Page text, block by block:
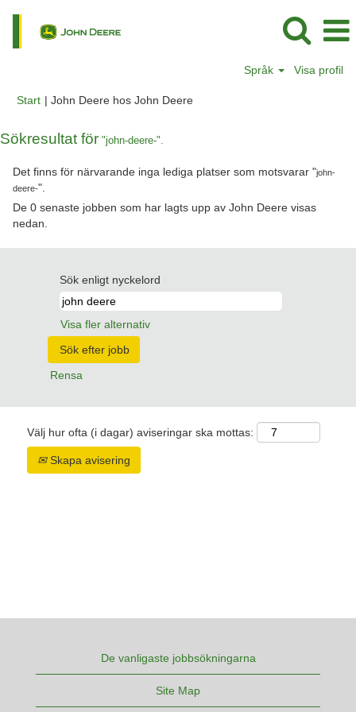
Språk Visa profil
Start | John Deere hos John Deere(aktuell
Sökresultat för "john-deere-".
Det finns för närvarande inga lediga platser som motsvarar "john-
deere-".
De 0 senaste jobben som har lagts upp av John Deere visas
nedan.
Sök enligt nyckelord
Visa fler alternativ
Rensa
Välj hur ofta (i dagar) aviseringar ska mottas:
Skapa avisering
De vanligaste jobbsökningarna
Site Map